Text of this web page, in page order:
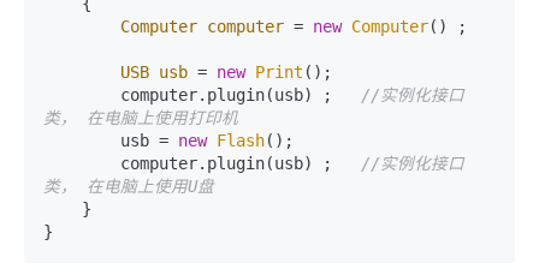
Computer computer = new Computer() ;
USB usb = new Print ();
        computer.plugin(usb) ;
//实例化接口
类， 在电脑上使用打印机
        usb =
new Flash();
        computer.plugin(usb) ;
//实例化接口
类， 在电脑上使用U盘